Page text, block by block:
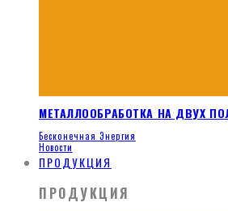
МЕТАЛЛООБРАБОТКА НА ДВУХ
Бесконечная Энергия
Новости
ПРОДУКЦИЯ
ПРОДУКЦИЯ